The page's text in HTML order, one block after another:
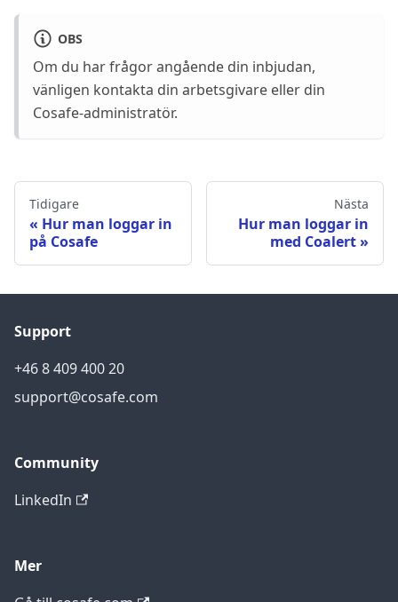
OBS
Om du har frågor angående din inbjudan,
vänligen kontakta din arbetsgivare eller din
Cosafe-administratör.
Tidigare
Hur man loggar in
på Cosafe
Nästa
Hur man loggar in
med Coalert
Support
+46 8 409 400 20
support@cosafe.com
Community
LinkedIn
Mer